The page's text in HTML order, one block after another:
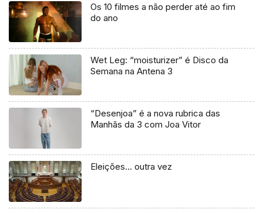
Os 10 filmes a não perder até ao fim
do ano
Wet Leg: “moisturizer” é Disco da
Semana na Antena 3
“Desenjoa” é a nova rubrica das
Manhãs da 3 com Joa Vitor
Eleições… outra vez